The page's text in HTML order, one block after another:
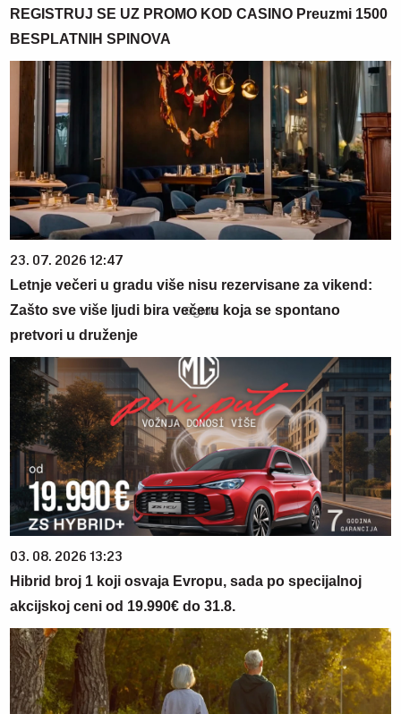
REGISTRUJ SE UZ PROMO KOD CASINO Preuzmi 1500
BESPLATNIH SPINOVA
23. 07. 2026 12:47
Letnje večeri u gradu više nisu rezervisane za vikend:
Zašto sve više ljudi bira večeru koja se spontano
pretvori u druženje
03. 08. 2026 13:23
Hibrid broj 1 koji osvaja Evropu, sada po specijalnoj
akcijskoj ceni od 19.990€ do 31.8.